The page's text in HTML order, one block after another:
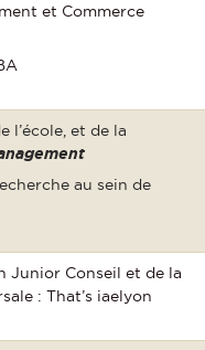
et Commerce
l’école, et de la
au sein de
Junior Conseil et de la
: That’s iaelyon